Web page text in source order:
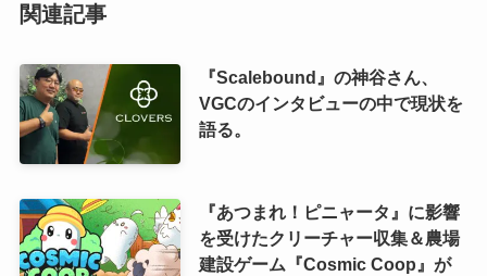
関連記事
『Scalebound』の神谷さん、
VGCのインタビューの中で現状を
語る。
『あつまれ！ピニャータ』に影響
を受けたクリーチャー収集＆農場
建設ゲーム『Cosmic Coop』が